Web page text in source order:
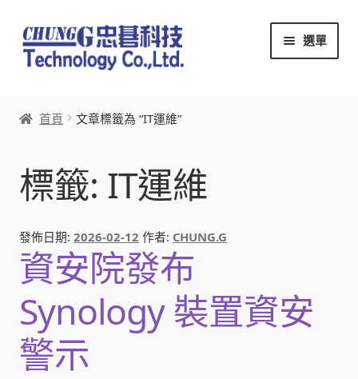
跳
至
導
列
跳
至
主
內
選單
本站文章導覽
創辦人:林慶忠
頭份獅子會
竹南百齡扶輪社
首頁 文章標籤為 “IT運維”
標籤: IT運維
發佈日期:2026-02-12 作者: CHUNG.G
資安院發布
Synology 裝置資安
警示